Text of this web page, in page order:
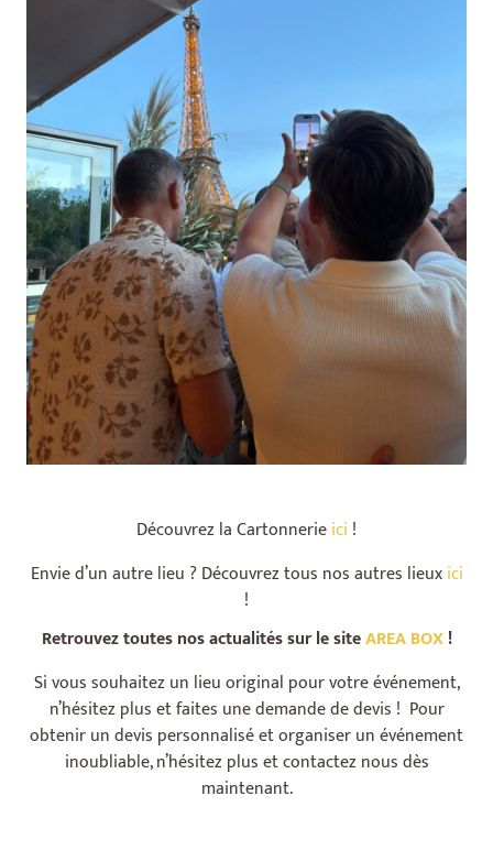
Découvrez la Cartonnerieici !
Envie d’un autre lieu ? Découvrez tous nos autres lieuxici
!
Retrouvez toutes nos actualités sur le siteAREA BOX!
Si vous souhaitez un lieu original pour votre événement,
n’hésitez plus et faites une demande de devis ! Pour
obtenir un devis personnalisé et organiser un événement
inoubliable, n’hésitez plus et contactez nous dès
maintenant.